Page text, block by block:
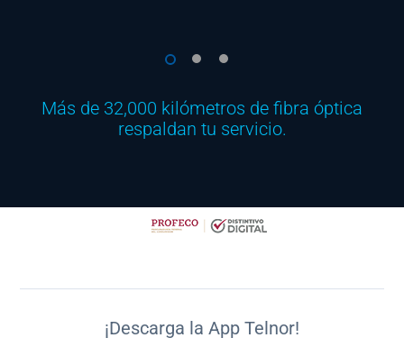
1
Más de 32,000 kilómetros de fibra óptica
respaldan tu servicio.
¡Descarga la App Telnor!